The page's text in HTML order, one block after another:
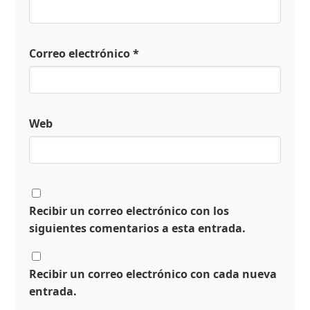
Correo electrónico*
Web
Recibir un correo electrónico con los
siguientes comentarios a esta entrada.
Recibir un correo electrónico con cada nueva
entrada.